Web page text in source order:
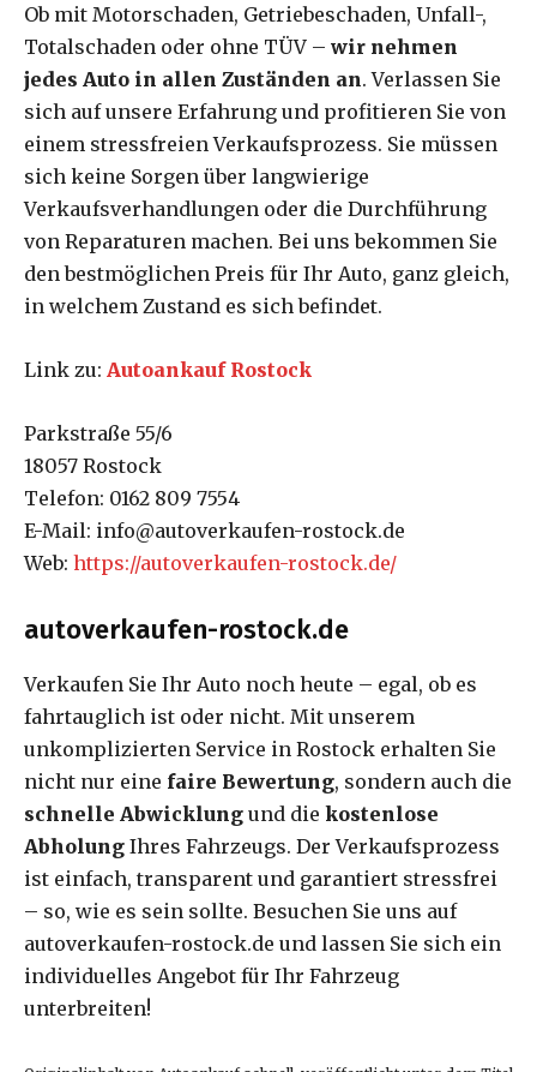
Ob mit Motorschaden, Getriebeschaden, Unfall-,
Totalschaden oder ohne TÜV – wir nehmen
jedes Auto in allen Zuständen an. Verlassen Sie
sich auf unsere Erfahrung und profitieren Sie von
einem stressfreien Verkaufsprozess. Sie müssen
sich keine Sorgen über langwierige
Verkaufsverhandlungen oder die Durchführung
von Reparaturen machen. Bei uns bekommen Sie
den bestmöglichen Preis für Ihr Auto, ganz gleich,
in welchem Zustand es sich befindet.
Link zu: Autoankauf Rostock
Parkstraße 55/6
18057 Rostock
Telefon: 0162 809 7554
E-Mail: info@autoverkaufen-rostock.de
Web: https://autoverkaufen-rostock.de/
autoverkaufen-rostock.de
Verkaufen Sie Ihr Auto noch heute – egal, ob es
fahrtauglich ist oder nicht. Mit unserem
unkomplizierten Service in Rostock erhalten Sie
nicht nur eine faire Bewertung, sondern auch die
schnelle Abwicklung und die kostenlose
Abholung Ihres Fahrzeugs. Der Verkaufsprozess
ist einfach, transparent und garantiert stressfrei
– so, wie es sein sollte. Besuchen Sie uns auf
autoverkaufen-rostock.de und lassen Sie sich ein
individuelles Angebot für Ihr Fahrzeug
unterbreiten!